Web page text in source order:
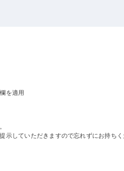
を適用
示していただきますので忘れずにお持ち